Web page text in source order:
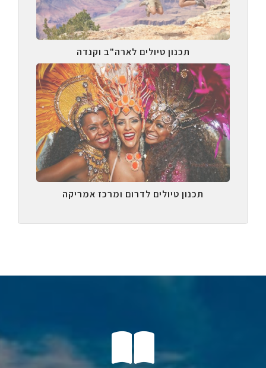
תכנון טיולים לארה"ב וקנדה
תכנון טיולים לדרום ומרכז אמריקה